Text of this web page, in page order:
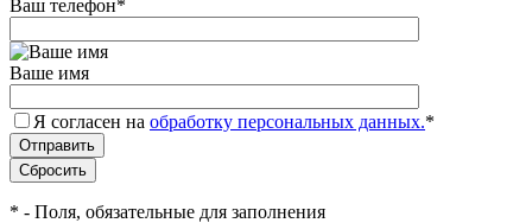
Ваш телефон*
Ваше имя
Я согласен на обработку персональных данных.*
* - Поля, обязательные для заполнения